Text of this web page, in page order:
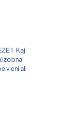
1. Kaj
zobna
v eni ali